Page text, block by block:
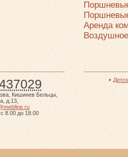
Аренда
Кишинев Бельцы
д.13
8.00 до 18.00